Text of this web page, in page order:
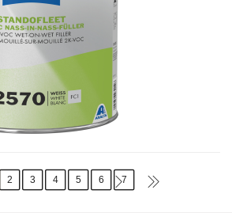
2 3 4 5 6 7